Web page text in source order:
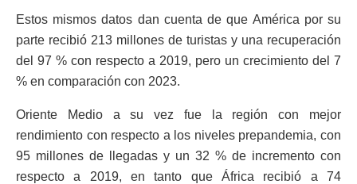
Estos mismos datos dan cuenta de que América por su
parte recibió 213 millones de turistas y una recuperación
del 97 % con respecto a 2019, pero un crecimiento del 7
% en comparación con 2023.
Oriente Medio a su vez fue la región con mejor
rendimiento con respecto a los niveles prepandemia, con
95 millones de llegadas y un 32 % de incremento con
respecto a 2019, en tanto que África recibió a 74